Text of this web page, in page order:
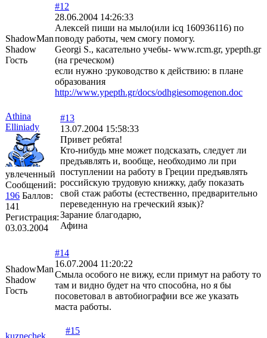
ShadowMan
Shadow
Гость
#12
28.06.2004 14:26:33
Алексей пиши на мыло(или icq 160936116) по
поводу работы, чем смогу помогу.
Georgi S., касательно учебы- www.rcm.gr, ypepth.gr
(на греческом)
если нужно :руководство к действию: в плане
образования
http://www.ypepth.gr/docs/odhgiesomogenon.doc
Athina
Elliniady
увлеченный
Сообщений:
196 Баллов:
141
Регистрация:
03.03.2004
#13
13.07.2004 15:58:33
Привет ребята!
Кто-нибудь мне может подсказать, следует ли
предъявлять и, вообще, необходимо ли при
поступлении на работу в Греции предъявлять
российскую трудовую книжку, дабу показать
свой стаж работы (естественно, предварительно
переведенную на греческий язык)?
Зарание благодарю,
Афина
ShadowMan
Shadow
Гость
#14
16.07.2004 11:20:22
Смыла особого не вижу, если примут на работу то
там и видно будет на что способна, но я бы
посоветовал в автобиографии все же указать
маста работы.
kuznechek
#15